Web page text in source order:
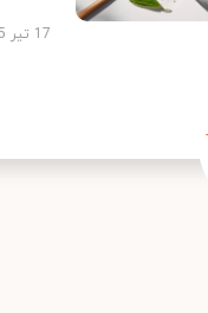
17 تیر 1405